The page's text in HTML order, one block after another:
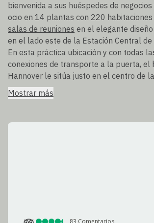
bienvenida a sus huéspedes de
ocio en 14 plantas con 220
salas de reuniones en el elegante
en el lado este de la Estación Central de
En esta práctica ubicación y con todas
conexiones de transporte a la puerta, el
Hannover le sitúa justo en el centro de
Mostrar más